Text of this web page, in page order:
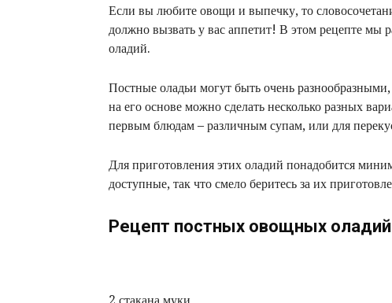
Если вы любите овощи и выпечку, то
должно вызвать у вас аппетит! В этом рецепте мы
оладий.
Постные оладьи могут быть очень
на его основе можно сделать несколько разных
первым блюдам – различным супам, или для
Для приготовления этих оладий понадобится
доступные, так что смело беритесь за их
Рецепт постных овощных оладий